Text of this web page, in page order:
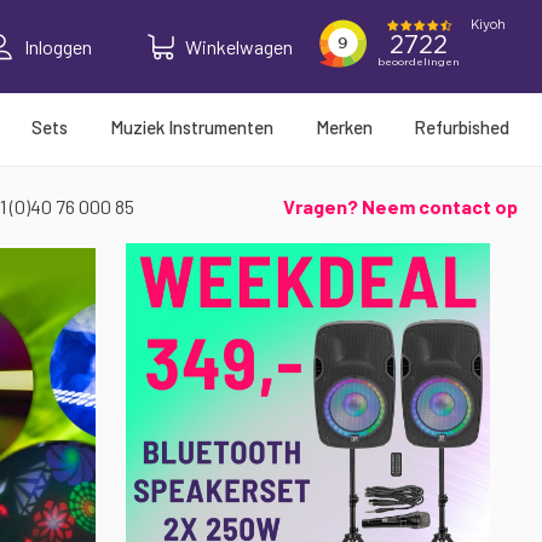
Inloggen Winkelwagen
Sets Muziek Instrumenten Merken Refurbished
(0)40 76 000 85 Vragen? Neem contact op